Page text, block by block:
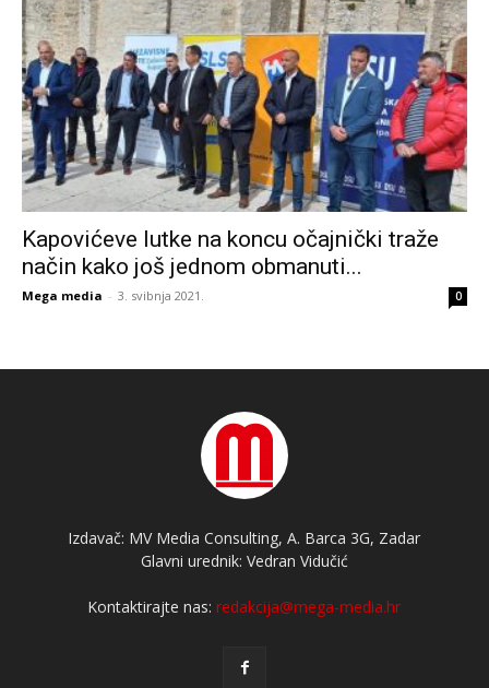
Kapovićeve lutke na koncu očajnički traže
način kako još jednom obmanuti...
Mega media - 3. svibnja 2021. 0
Izdavač: MV Media Consulting, A. Barca 3G, Zadar
Glavni urednik: Vedran Vidučić
Kontaktirajte nas:redakcija@mega-media.hr